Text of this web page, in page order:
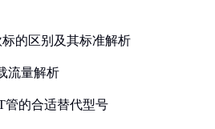
的区别及其标准解析
流量解析
管的合适替代型号